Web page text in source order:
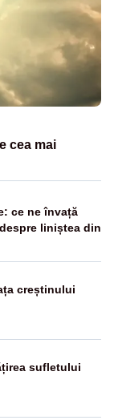
cea mai
ce ne învață
liniștea din
creștinului
sufletului